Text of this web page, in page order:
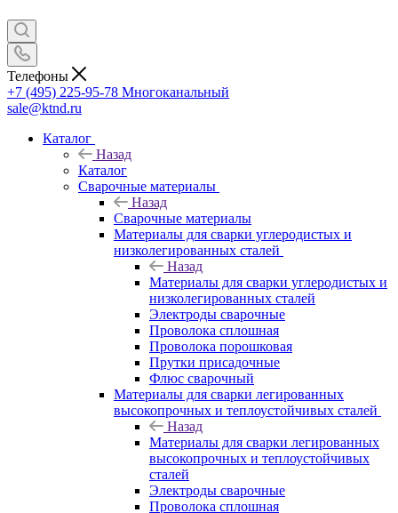
Телефоны
+7 (495) 225-95-78 Многоканальный
sale@ktnd.ru
Каталог
Назад
Каталог
Сварочные материалы
Назад
Сварочные материалы
Материалы для сварки углеродистых и
низколегированных сталей
Назад
Материалы для сварки углеродистых и
низколегированных сталей
Электроды сварочные
Проволока сплошная
Проволока порошковая
Прутки присадочные
Флюс сварочный
Материалы для сварки легированных
высокопрочных и теплоустойчивых сталей
Назад
Материалы для сварки легированных
высокопрочных и теплоустойчивых
сталей
Электроды сварочные
Проволока сплошная